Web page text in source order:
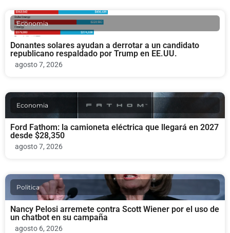
Economia
Donantes solares ayudan a derrotar a un candidato
republicano respaldado por Trump en EE.UU.
agosto 7, 2026
Economia
Ford Fathom: la camioneta eléctrica que llegará en 2027
desde $28,350
agosto 7, 2026
Politica
Nancy Pelosi arremete contra Scott Wiener por el uso de
un chatbot en su campaña
agosto 6, 2026